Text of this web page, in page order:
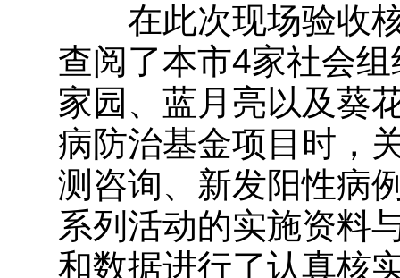
在此次现场验收核
查阅了本市4家社会
家园、蓝月亮以及葵
病防治基金项目时，
测咨询、新发阳性病
系列活动的实施资料
和数据进行了认真核